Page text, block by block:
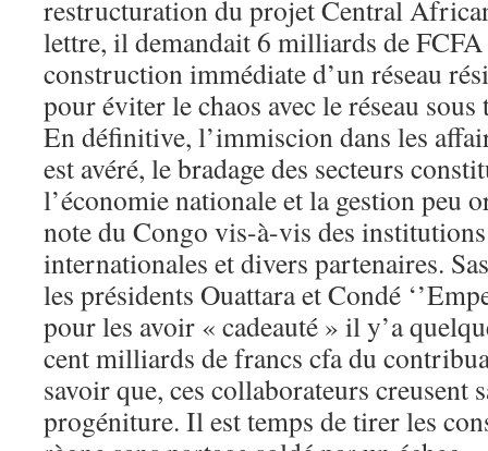
restructuration du projet Central
lettre, il demandait 6 milliards de
construction immédiate d’un réseau
pour éviter le chaos avec le réseau
En définitive, l’immiscion dans les
est avéré, le bradage des secteurs
l’économie nationale et la gestion peu
note du Congo vis-à-vis des
internationales et divers partenaires.
les présidents Ouattara et Condé
pour les avoir « cadeauté » il y’a
cent milliards de francs cfa du
savoir que, ces collaborateurs creusent
progéniture. Il est temps de tirer les